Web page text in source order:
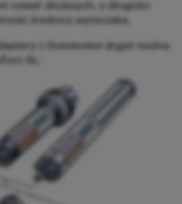
nawet dłuższych, o długości
średnicy wytaczaka.
z tłumieniem drgań można
SL: